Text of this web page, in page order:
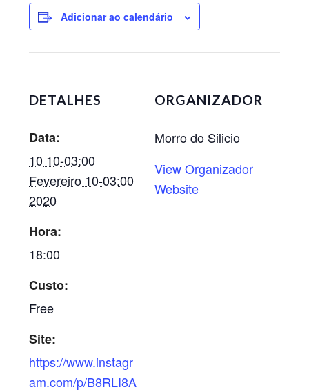
Adicionar ao calendário
DETALHES
Data:
10 10-03:00
Fevereiro 10-03:00
2020
Hora:
18:00
Custo:
Free
Site:
https://www.instagr
am.com/p/B8RLI8A
ORGANIZADOR
Morro do Silicio
View Organizador
Website